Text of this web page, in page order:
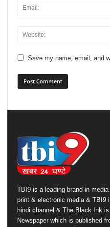
Save my name, email, and
TBI9 is a leading brand in
print & electronic media & TBI9
hindi channel & The Black Ink
Newspaper which is published